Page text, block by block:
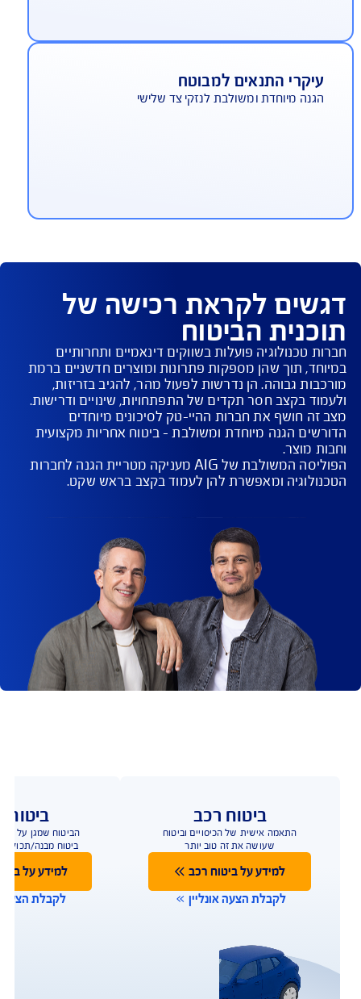
חבות מוצר
לנזקי גוף (פגיעה פיסית) ולנזקים לרכוש של צד
שמקורם במוצר אותו מספקת החברה המבוטחת
מיוחדת ומשולבת לנזקי צד שלישי
הביטוח
טכנולוגיה פועלות בשווקים דינאמיים ותחרותיים
תוך שהן מספקות פתרונות ומוצרים חדשניים ברמת
גבוהה. הן נדרשות לפעול מהר, להגיב בזריזות,
חושף את חברות ההיי-טק לסיכונים מיוחדים
הגנה מיוחדת ומשולבת - ביטוח אחריות מקצועית
הפוליסה המשולבת של AIG מעניקה מטריית הגנה לחברות